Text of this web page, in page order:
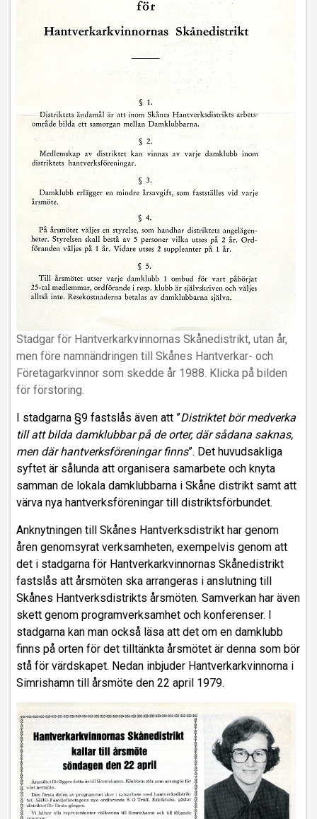
Stadgar för Hantverkarkvinnornas Skånedistrikt, utan år,
men före namnändringen till Skånes Hantverkar- och
Företagarkvinnor som skedde år 1988. Klicka på bilden
för förstoring.
I stadgarna §9 fastslås även att ”Distriktet bör medverka
till att bilda damklubbar på de orter, där sådana saknas,
men där hantverksföreningar finns”. Det huvudsakliga
syftet är sålunda att organisera samarbete och knyta
samman de lokala damklubbarna i Skåne distrikt samt att
värva nya hantverksföreningar till distriktsförbundet.
Anknytningen till Skånes Hantverksdistrikt har genom
åren genomsyrat verksamheten, exempelvis genom att
det i stadgarna för Hantverkarkvinnornas Skånedistrikt
fastslås att årsmöten ska arrangeras i anslutning till
Skånes Hantverksdistrikts årsmöten. Samverkan har även
skett genom programverksamhet och konferenser. I
stadgarna kan man också läsa att det om en damklubb
finns på orten för det tilltänkta årsmötet är denna som bör
stå för värdskapet. Nedan inbjuder Hantverkarkvinnorna i
Simrishamn till årsmöte den 22 april 1979.